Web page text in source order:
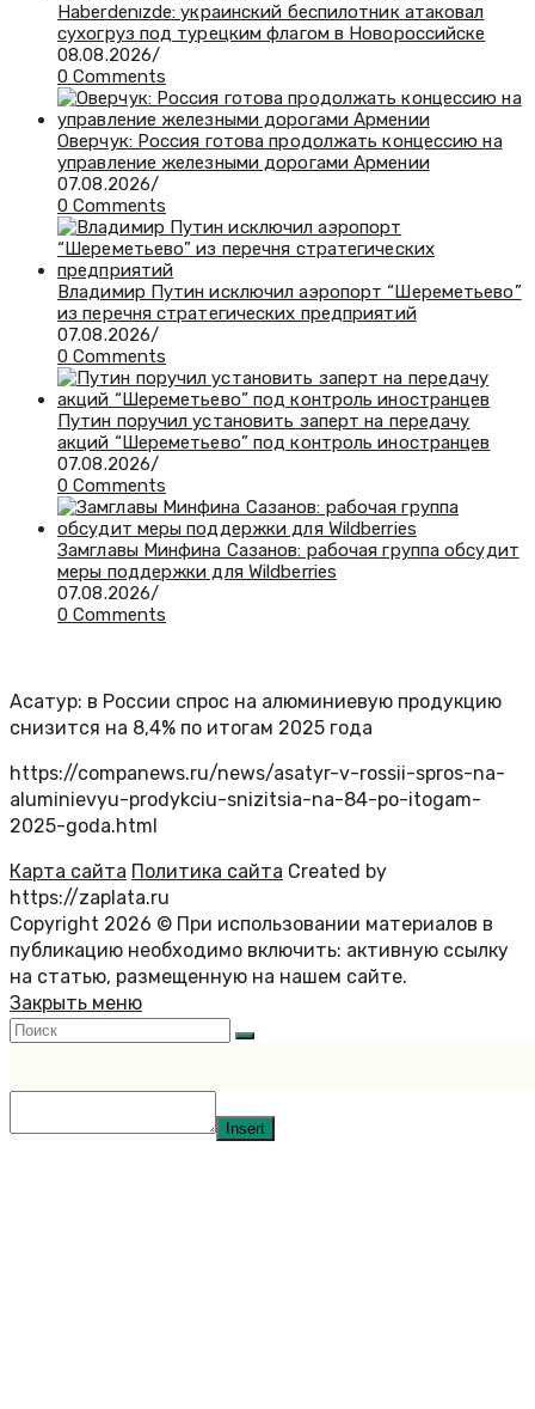
Haberdenızde: украинский беспилотник атаковал
сухогруз под турецким флагом в Новороссийске
08.08.2026/
0 Comments
Оверчук: Россия готова продолжать концессию на
управление железными дорогами Армении
07.08.2026/
0 Comments
Владимир Путин исключил аэропорт “Шереметьево”
из перечня стратегических предприятий
07.08.2026/
0 Comments
Путин поручил установить заперт на передачу
акций “Шереметьево” под контроль иностранцев
07.08.2026/
0 Comments
Замглавы Минфина Сазанов: рабочая группа обсудит
меры поддержки для Wildberries
07.08.2026/
0 Comments
Асатур: в России спрос на алюминиевую продукцию
снизится на 8,4% по итогам 2025 года
https://companews.ru/news/asatyr-v-rossii-spros-na-
aluminievyu-prodykciu-snizitsia-na-84-po-itogam-
2025-goda.html
Карта сайта Политика сайта Created by
https://zaplata.ru
Copyright 2026 © При использовании материалов в
публикацию необходимо включить: активную ссылку
на статью, размещенную на нашем сайте.
Закрыть меню
Insert